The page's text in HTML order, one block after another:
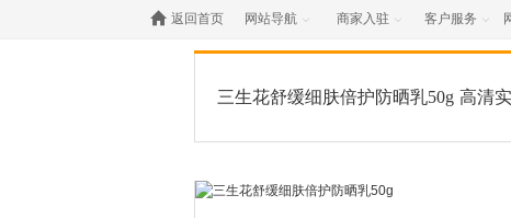
 返回首页 网站导航  商家入驻  客户服务 
三生花舒缓细肤倍护防晒乳50g 高清